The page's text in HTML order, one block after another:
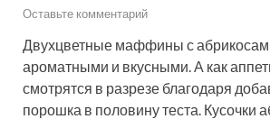
Оставьте комментарий
Двухцветные маффины с
ароматными и вкусными. А как
смотрятся в разрезе благодаря
порошка в половину теста. Кусочки